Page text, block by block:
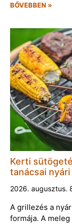
BŐVEBBEN »
Kerti
tanácsai
2026. augusztus.
A grillezés a
formája. A